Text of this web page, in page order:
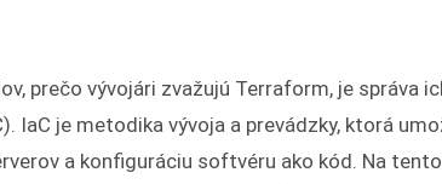
prečo vývojári zvažujú Terraform, je správa
IaC je metodika vývoja a prevádzky, ktorá
a konfiguráciu softvéru ako kód. Na